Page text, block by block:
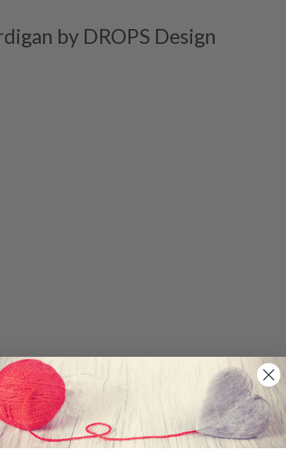
by DROPS Design
rundsticka 80 cm i varje sticknummer.